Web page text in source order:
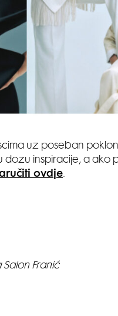
uz poseban
dozu inspiracije, a ako
ovdje.
Salon Franić